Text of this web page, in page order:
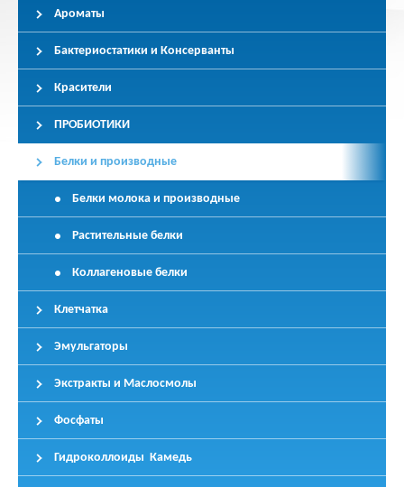
Ароматы
Бактериостатики и Консерванты
Красители
ПРОБИОТИКИ
Белки и производные
Белки молока и производные
Растительные белки
Коллагеновые белки
Клетчатка
Эмульгаторы
Экстракты и Маслосмолы
Фосфаты
Гидроколлоиды Камедь